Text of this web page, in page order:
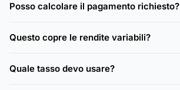
Posso calcolare il pagamento richiesto?
Questo copre le rendite variabili?
Quale tasso devo usare?